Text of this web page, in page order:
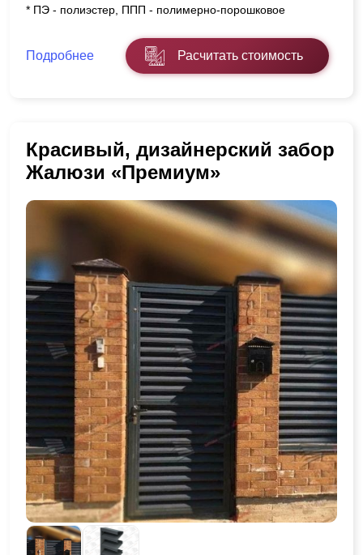
* ПЭ - полиэстер, ППП - полимерно-порошковое
Подробнее Расчитать стоимость
Красивый, дизайнерский забор
Жалюзи «Премиум»